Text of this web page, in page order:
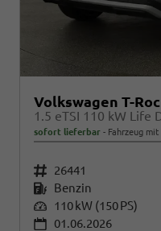
Volkswagen T-Roc
sofort lieferbar Fahrzeug mit
Fahrzeugnr. 26441
Kraftstoff Benzin
Leistung 110 kW (150 PS)
01.06.2026